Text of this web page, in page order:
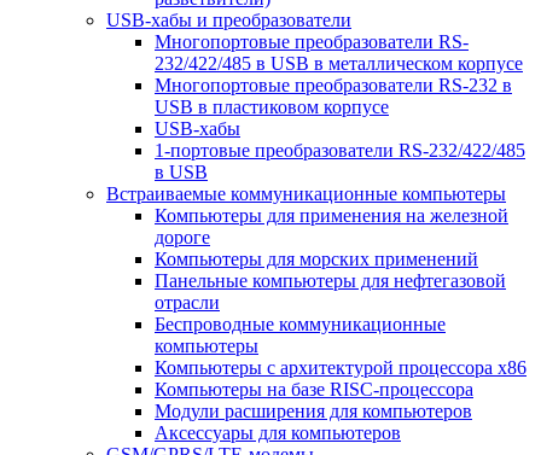
USB-хабы и преобразователи
Многопортовые преобразователи RS-
232/422/485 в USB в металлическом корпусе
Многопортовые преобразователи RS-232 в
USB в пластиковом корпусе
USB-хабы
1-портовые преобразователи RS-232/422/485
в USB
Встраиваемые коммуникационные компьютеры
Компьютеры для применения на железной
дороге
Компьютеры для морских применений
Панельные компьютеры для нефтегазовой
отрасли
Беспроводные коммуникационные
компьютеры
Компьютеры с архитектурой процессора x86
Компьютеры на базе RISC-процессора
Модули расширения для компьютеров
Аксессуары для компьютеров